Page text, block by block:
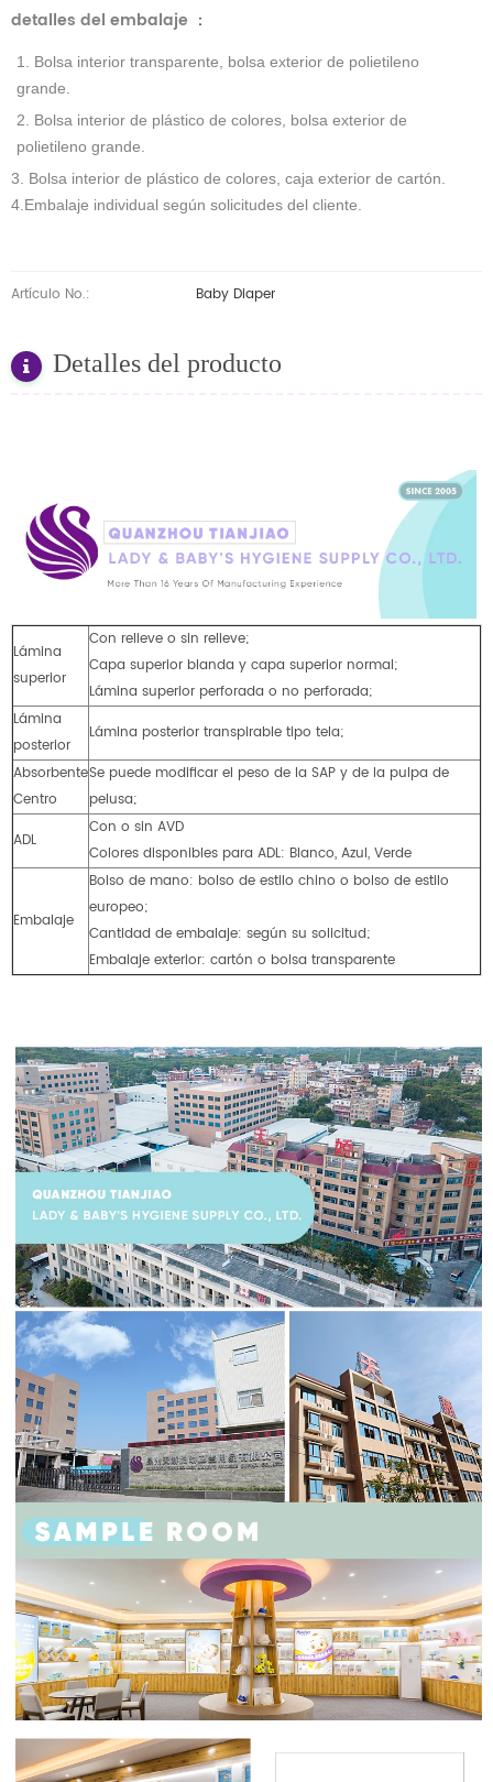
detalles del embalaje ：
1. Bolsa interior transparente, bolsa exterior de polietileno
grande.
2. Bolsa interior de plástico de colores, bolsa exterior de
polietileno grande.
3. Bolsa interior de plástico de colores, caja exterior de cartón.
4.Embalaje individual según solicitudes del cliente.
Artículo No.: Baby Diaper
Detalles del producto
Lámina
superior
Con relieve o sin relieve;
Capa superior blanda y capa superior normal;
Lámina superior perforada o no perforada;
Lámina
posterior
Lámina posterior transpirable tipo tela;
Absorbente
Centro
Se puede modificar el peso de la SAP y de la pulpa de
pelusa;
ADL
Con o sin AVD
Colores disponibles para ADL: Blanco, Azul, Verde
Embalaje
Bolso de mano: bolso de estilo chino o bolso de estilo
europeo;
Cantidad de embalaje: según su solicitud;
Embalaje exterior: cartón o bolsa transparente